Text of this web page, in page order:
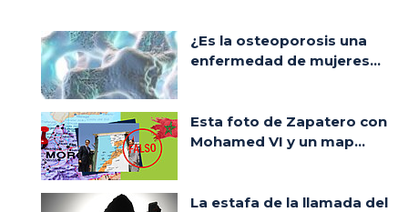
¿Es la osteoporosis una
enfermedad de mujeres...
Esta foto de Zapatero con
Mohamed VI y un map...
La estafa de la llamada del